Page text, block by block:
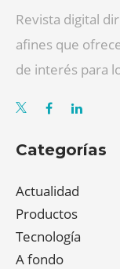
Revista digital
afines que
de interés para
Categorías
Actualidad
Productos
Tecnología
A fondo